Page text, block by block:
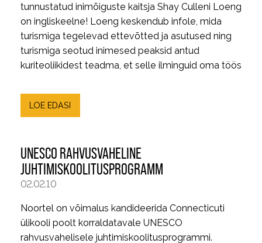
tunnustatud inimõiguste kaitsja Shay Culleni Loeng
on ingliskeelne! Loeng keskendub infole, mida
turismiga tegelevad ettevõtted ja asutused ning
turismiga seotud inimesed peaksid antud
kuriteoliikidest teadma, et selle ilminguid oma töös
LOE EDASI
UNESCO RAHVUSVAHELINE
JUHTIMISKOOLITUSPROGRAMM
02.02.10
Noortel on võimalus kandideerida Connecticuti
ülikooli poolt korraldatavale UNESCO
rahvusvahelisele juhtimiskoolitusprogrammi.